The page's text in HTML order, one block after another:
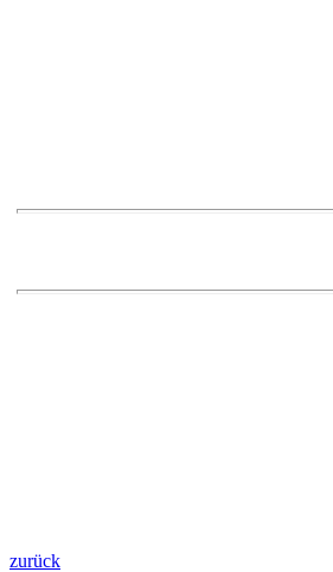
zurück